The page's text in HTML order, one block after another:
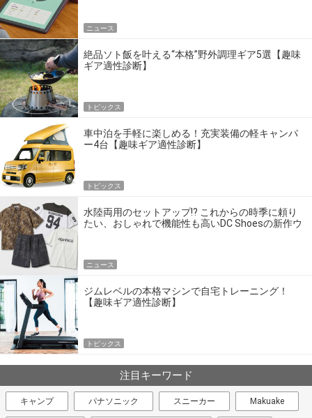
ニュース
絶品ソト飯を叶える“本格”野外調理ギア5選【趣味
ギア適性診断】
トピックス
車中泊を手軽に楽しめる！充実装備の軽キャンパ
ー4台【趣味ギア適性診断】
トピックス
水陸両用のセットアップ!? これからの時季に頼り
たい、おしゃれで機能性も高いDC Shoesの新作ウ
ニュース
ジムレベルの本格マシンで自宅トレーニング！
【趣味ギア適性診断】
トピックス
注目キーワード
キャンプ パナソニック スニーカー Makuake